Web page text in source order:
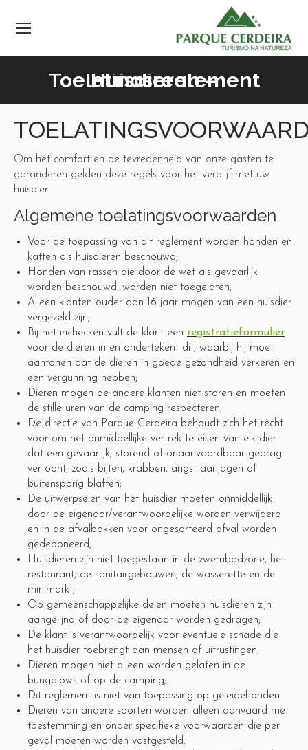
Huisdieren – Toelatingsreglement
Om het comfort en de tevredenheid van onze gasten te
garanderen gelden deze regels voor het verblijf met uw
huisdier.
Algemene toelatingsvoorwaarden
Voor de toepassing van dit reglement worden honden en
katten als huisdieren beschouwd;
Honden van rassen die door de wet als gevaarlijk
worden beschouwd, worden niet toegelaten;
Alleen klanten ouder dan 16 jaar mogen van een huisdier
vergezeld zijn;
Bij het inchecken vult de klant een registratieformulier
voor de dieren in en ondertekent dit, waarbij hij moet
aantonen dat de dieren in goede gezondheid verkeren en
een vergunning hebben;
Dieren mogen de andere klanten niet storen en moeten
de stille uren van de camping respecteren;
De directie van Parque Cerdeira behoudt zich het recht
voor om het onmiddellijke vertrek te eisen van elk dier
dat een gevaarlijk, storend of onaanvaardbaar gedrag
vertoont, zoals bijten, krabben, angst aanjagen of
buitensporig blaffen;
De uitwerpselen van het huisdier moeten onmiddellijk
door de eigenaar/verantwoordelijke worden verwijderd
en in de afvalbakken voor ongesorteerd afval worden
gedeponeerd;
Huisdieren zijn niet toegestaan in de zwembadzone, het
restaurant, de sanitairgebouwen, de wasserette en de
minimarkt;
Op gemeenschappelijke delen moeten huisdieren zijn
aangelijnd of door de eigenaar worden gedragen;
De klant is verantwoordelijk voor eventuele schade die
het huisdier toebrengt aan mensen of uitrustingen;
Dieren mogen niet alleen worden gelaten in de
bungalows of op de camping;
Dit reglement is niet van toepassing op geleidehonden.
Dieren van andere soorten worden alleen aanvaard met
toestemming en onder specifieke voorwaarden die per
geval moeten worden vastgesteld.